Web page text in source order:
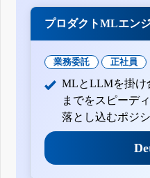
プロダクトMLエン
業務委託 正社員
MLとLLMを掛け
までをスピーデ
落とし込むポジ